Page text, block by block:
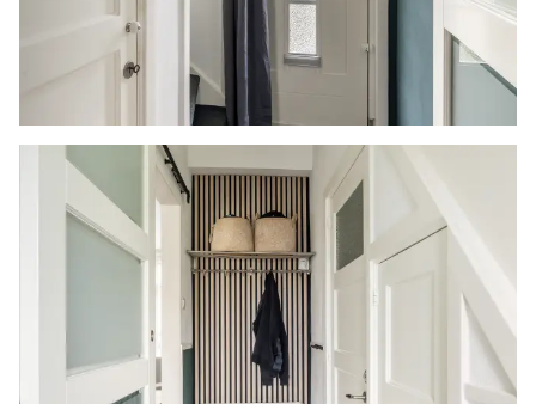
- Oplevering in overleg
Woonoppervlakte
De Meetinstructie is gebaseerd op de NEN2580.
De Meetinstructie is bedoeld om een meer
eenduidige manier van meten toe te passen voor
het geven van een indicatie van de
gebruiksoppervlakte. De Meetinstructie sluit
verschillen in meetuitkomsten niet volledig uit,
door bijvoorbeeld interpretatieverschillen,
afrondingen of beperkingen bij het uitvoeren
van de meting. Indien de exacte maten voor een